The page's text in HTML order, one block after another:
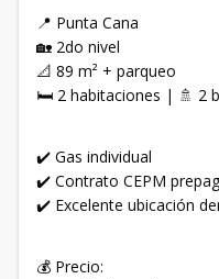
📍 Punta Cana
🏡 2do nivel
📐 89 m² + parqueo
🛏️ 2 habitaciones | 🚿 2
✔️ Gas individual
✔️ Contrato CEPM
✔️ Excelente ubicación
💰 Precio: